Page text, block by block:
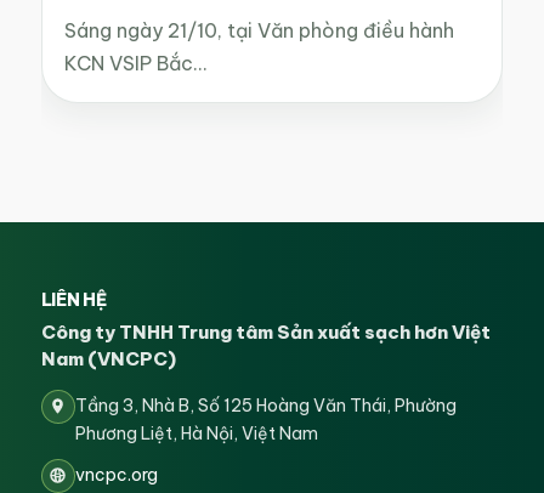
Sáng ngày 21/10, tại Văn phòng điều hành
KCN VSIP Bắc…
LIÊN HỆ
Công ty TNHH Trung tâm Sản xuất sạch hơn Việt
Nam (VNCPC)
Tầng 3, Nhà B, Số 125 Hoàng Văn Thái, Phường
Phương Liệt, Hà Nội, Việt Nam
vncpc.org